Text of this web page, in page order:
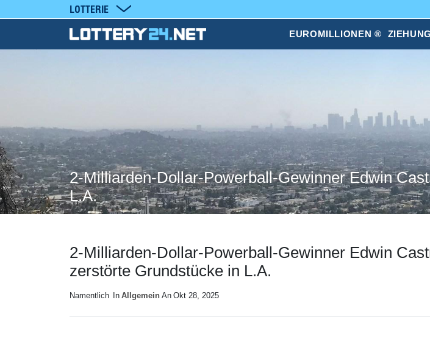
LOTTERIE
EUROMILLIONEN ®
2-Milliarden-Dollar-Powerball-Gewinner Edwin
L.A.
2-Milliarden-Dollar-Powerball-Gewinner Edwin
zerstörte Grundstücke in L.A.
Namentlich In Allgemein An Okt 28, 2025